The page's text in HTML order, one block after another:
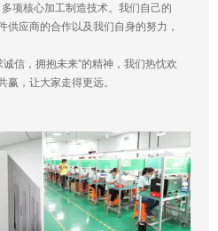
项核心加工制造技术。我们自己的
供应商的合作以及我们自身的努力，
信，拥抱未来”的精神，我们热忱欢
赢，让大家走得更远。